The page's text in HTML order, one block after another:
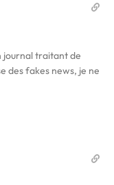
journal traitant de
des fakes news, je ne